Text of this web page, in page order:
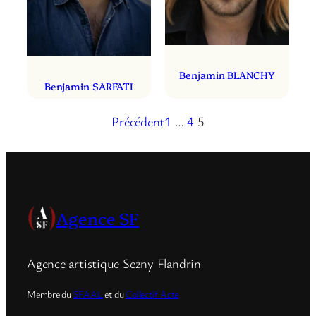
Benjamin SARFATI
Benjamin BLANCHY
Précédent1 … 4 5
Agence SF
Agence artistique Sezny Flandrin
Membre du SFAAL et duCollectif Acte